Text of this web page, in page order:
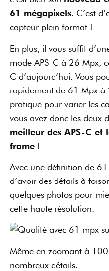
61 mégapixels. C’est
capteur plein format !
En plus, il vous suffit
mode APS-C à 26 Mpx,
C d’aujourd’hui. Vous
rapidement de 61 Mpx à
pratique pour varier les
vous avez donc les deux
meilleur des APS-C et
frame !
Avec une définition de
d’avoir des détails à
quelques photos pour
cette haute résolution.
Même en zoomant à
nombreux détails.